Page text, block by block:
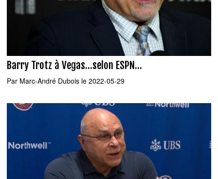
Barry Trotz à Vegas...selon ESPN...
Par Marc-André Dubois le 2022-05-29